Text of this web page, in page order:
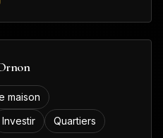
maison
Investir
Quartiers